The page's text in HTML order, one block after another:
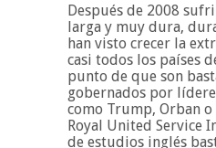
Después de 2008
larga y muy dura,
han visto crecer la
casi todos los países
punto de que son
gobernados por
como Trump, Orban o
Royal United Service
de estudios inglés